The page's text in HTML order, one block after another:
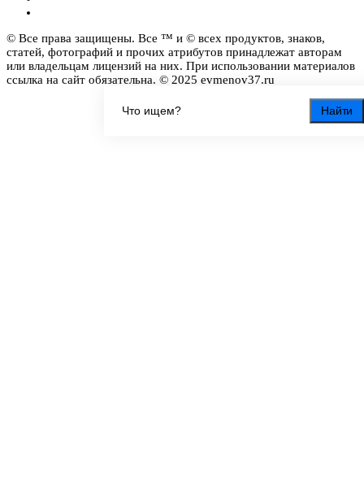
Найти
© Все права защищены. Все ™ и © всех продуктов, знаков,
статей, фотографий и прочих атрибутов принадлежат авторам
или владельцам лицензий на них. При использовании материалов
ссылка на сайт обязательна. © 2025 evmenov37.ru